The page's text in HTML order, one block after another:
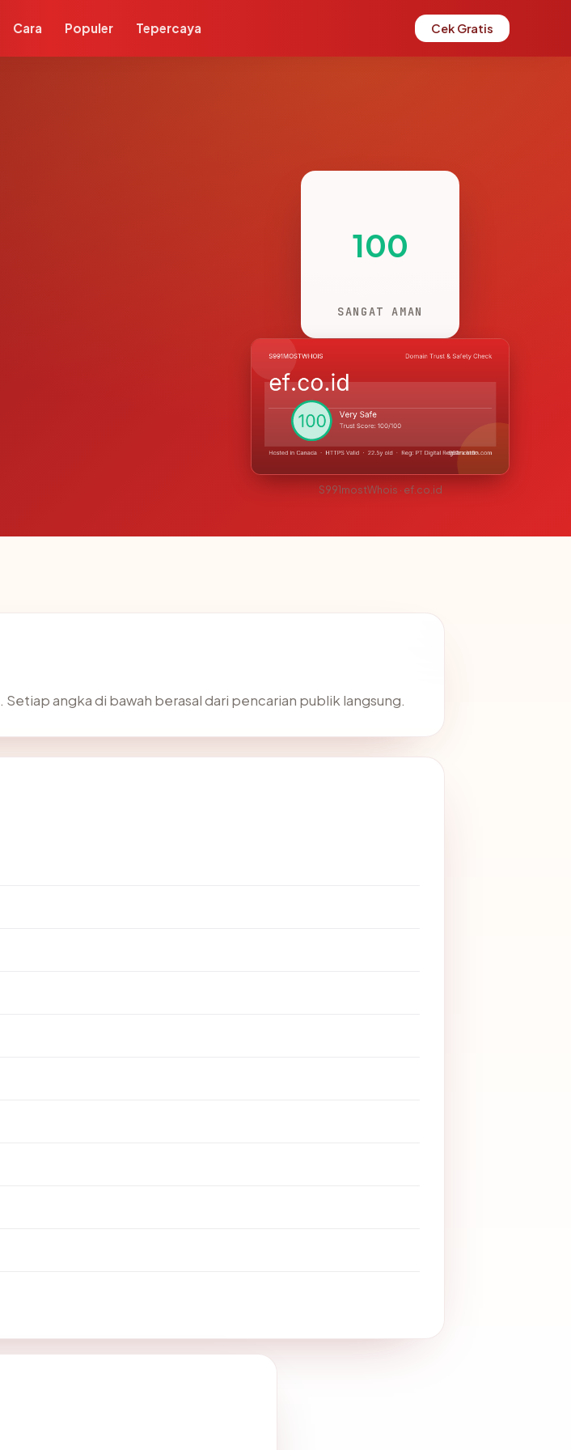
Cara Populer Tepercaya Cek Gratis
100
SANGAT AMAN
S991mostWhois · ef.co.id
. Setiap angka di bawah berasal dari pencarian publik langsung.